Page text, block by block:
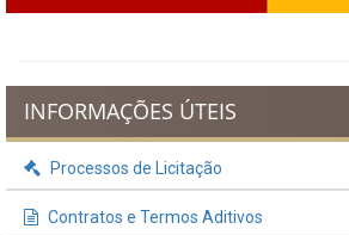
INFORMAÇÕES ÚTEIS
Processos de Licitação
Contratos e Termos Aditivos